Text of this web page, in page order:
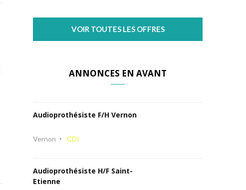
VOIR TOUTES LES OFFRES
ANNONCES EN AVANT
Audioprothésiste F/H Vernon
Vernon CDI
Audioprothésiste H/F Saint-
Etienne